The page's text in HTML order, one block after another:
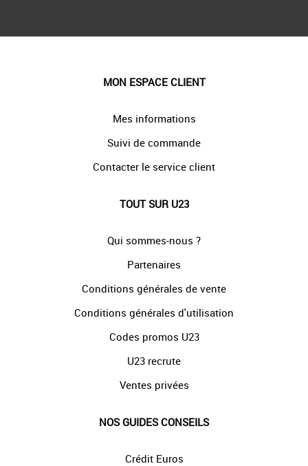
MON ESPACE CLIENT
Mes informations
Suivi de commande
Contacter le service client
TOUT SUR U23
Qui sommes-nous ?
Partenaires
Conditions générales de vente
Conditions générales d'utilisation
Codes promos U23
U23 recrute
Ventes privées
NOS GUIDES CONSEILS
Crédit Euros